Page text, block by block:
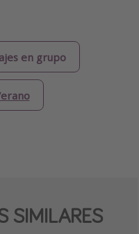
en grupo
SIMILARES